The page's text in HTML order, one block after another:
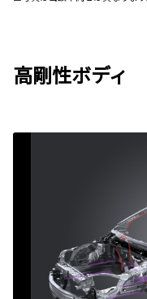
高剛性ボディ